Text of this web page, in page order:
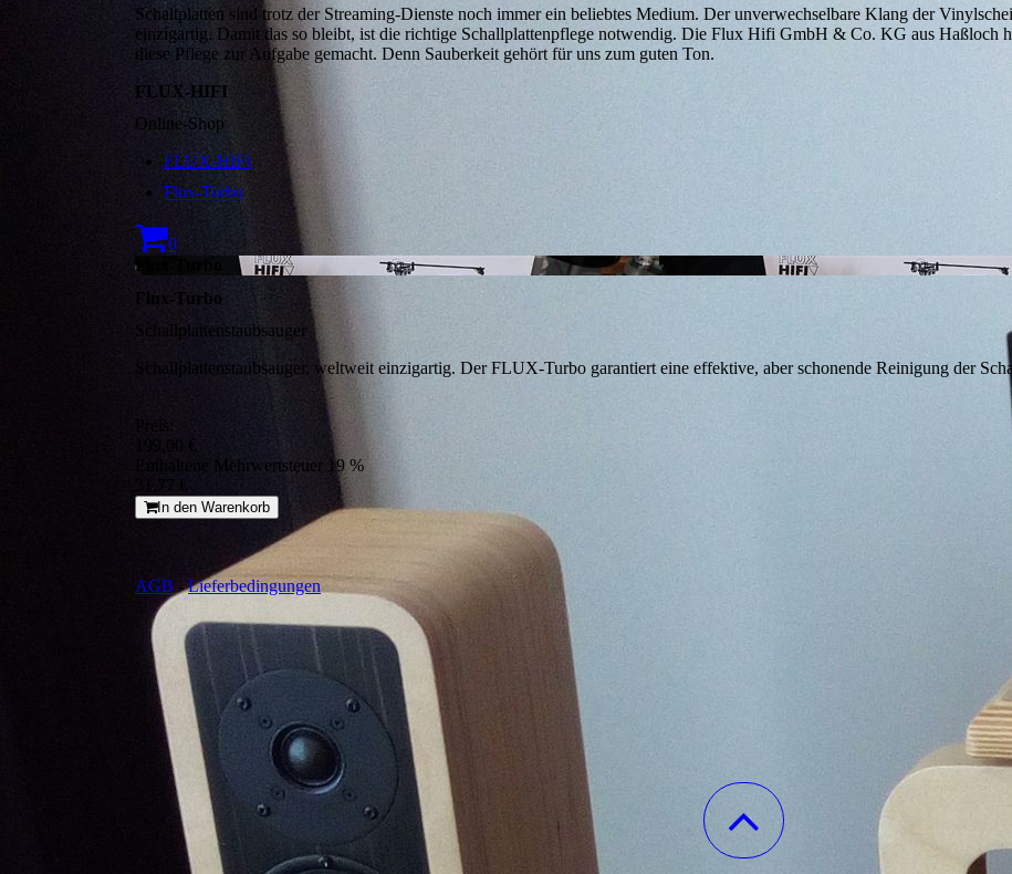
Schaltplatten sind trotz der Streaming-Dienste noch immer ein beliebtes Medium. Der unverwechselbare Klang der
einzigartig. Damit das so bleibt, ist die richtige Schallplattenpflege notwendig. Die Flux Hifi GmbH & Co. KG aus Haßloch
diese Pflege zur Aufgabe gemacht. Denn Sauberkeit gehört für uns zum guten Ton.
FLUX-HIFI
Online-Shop
FLUX-HIFI
Flux-Turbo
0
Flux-Turbo
Flux-Turbo
Schallplattenstaubsauger
Schallplattenstaubsauger, weltweit einzigartig. Der FLUX-Turbo garantiert eine effektive, aber schonende Reinigung der
Preis:
Enthaltene Mehrwertsteuer 19 %
In den Warenkorb
AGB -Lieferbedingungen